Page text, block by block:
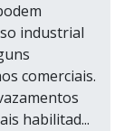
industrial
comerciais.
habilitad...